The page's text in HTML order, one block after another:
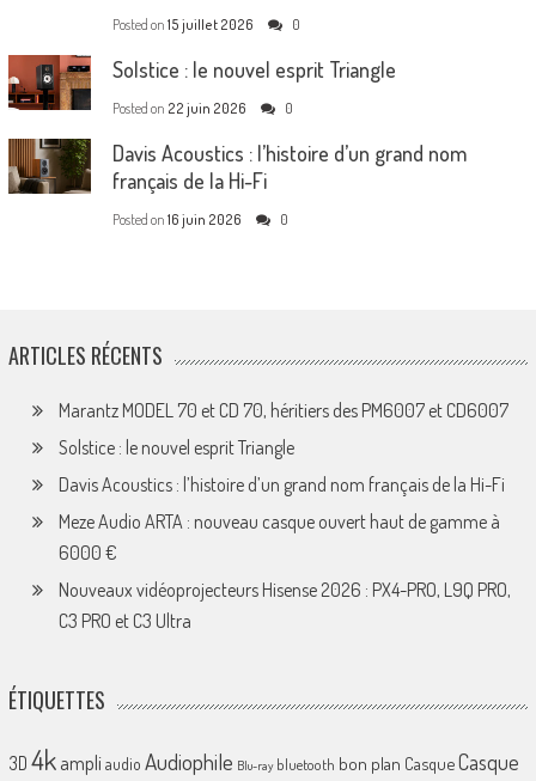
Posted on 15 juillet 2026 0
Solstice : le nouvel esprit Triangle
Posted on 22 juin 2026 0
Davis Acoustics : l’histoire d’un grand nom
français de la Hi-Fi
Posted on 16 juin 2026 0
ARTICLES RÉCENTS
Marantz MODEL 70 et CD 70, héritiers des PM6007 et CD6007
Solstice : le nouvel esprit Triangle
Davis Acoustics : l’histoire d’un grand nom français de la Hi-Fi
Meze Audio ARTA : nouveau casque ouvert haut de gamme à
6000 €
Nouveaux vidéoprojecteurs Hisense 2026 : PX4-PRO, L9Q PRO,
C3 PRO et C3 Ultra
ÉTIQUETTES
3D 4k ampliaudio Audiophile Blu-ray bluetooth bon plan CasqueCasque